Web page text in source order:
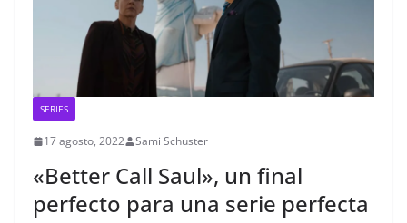
SERIES
17 agosto, 2022 Sami Schuster
«Better Call Saul», un final
perfecto para una serie perfecta